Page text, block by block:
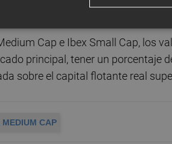
capitalización
PharmaMar.
Cap e Ibex Small Cap, los
principal, tener un porcentaje
sobre el capital flotante real
MEDIUM CAP